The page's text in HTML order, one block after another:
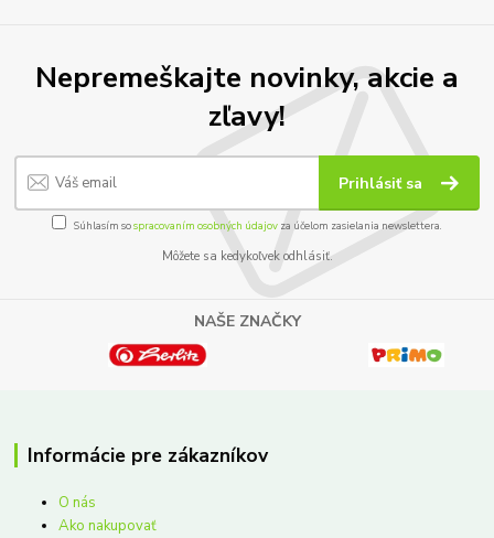
Nepremeškajte novinky, akcie a
zľavy!
Prihlásiť sa
Súhlasím sospracovaním osobných údajov za účelom zasielania newslettera.
Môžete sa kedykoľvek odhlásiť.
NAŠE ZNAČKY
Informácie pre zákazníkov
O nás
Ako nakupovať